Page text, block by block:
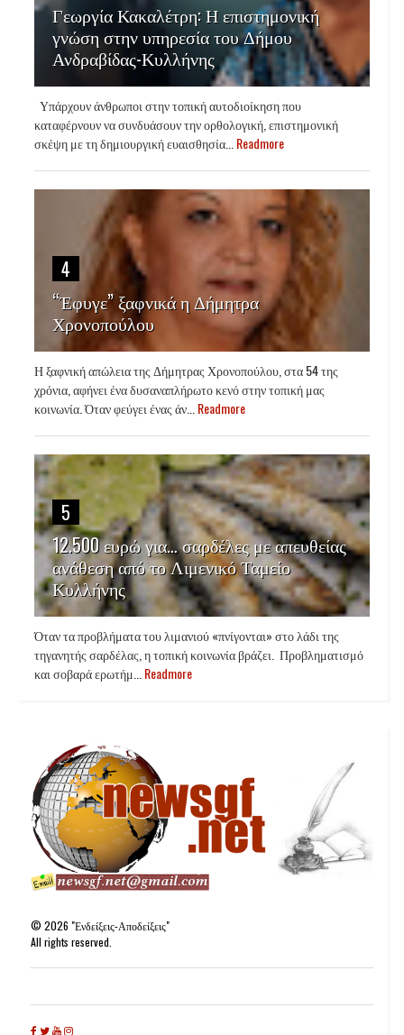
Γεωργία Κακαλέτρη: Η επιστημονική
γνώση στην υπηρεσία του Δήμου
Ανδραβίδας-Κυλλήνης
Υπάρχουν άνθρωποι στην τοπική αυτοδιοίκηση που
καταφέρνουν να συνδυάσουν την ορθολογική, επιστημονική
σκέψη με τη δημιουργική ευαισθησία...Readmore
4
“Έφυγε” ξαφνικά η Δήμητρα
Χρονοπούλου
Η ξαφνική απώλεια της Δήμητρας Χρονοπούλου, στα 54 της
χρόνια, αφήνει ένα δυσαναπλήρωτο κενό στην τοπική μας
κοινωνία. Όταν φεύγει ένας άν...Readmore
5
12.500 ευρώ για… σαρδέλες με απευθείας
ανάθεση από το Λιμενικό Ταμείο
Κυλλήνης
Όταν τα προβλήματα του λιμανιού «πνίγονται» στο λάδι της
τηγανητής σαρδέλας, η τοπική κοινωνία βράζει. Προβληματισμό
και σοβαρά ερωτήμ...Readmore
©2026 "Ενδείξεις-Αποδείξεις"
All rights reserved.